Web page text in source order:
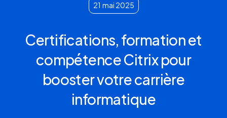
21 mai 2025
Certifications, formation et
compétence Citrix pour
booster votre carrière
informatique